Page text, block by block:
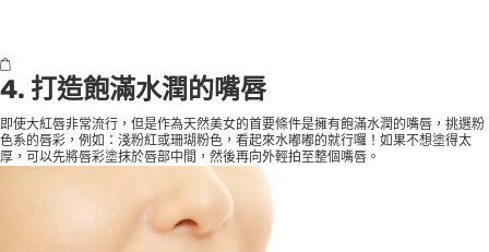
4. 打造飽滿水潤的嘴唇
即使大紅唇非常流行，但是作為天然美女的首要條件是擁有飽滿水潤的嘴唇，挑選粉
色系的唇彩，例如：淺粉紅或珊瑚粉色，看起來水嘟嘟的就行囉！如果不想塗得太
厚，可以先將唇彩塗抹於唇部中間，然後再向外輕拍至整個嘴唇。